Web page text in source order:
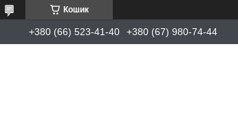
Кошик
+380 (66) 523-41-40 +380 (67) 980-74-44